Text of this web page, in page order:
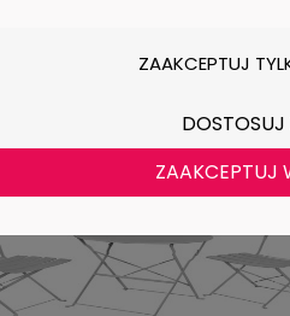
149,99 zł
DO KOSZYKA
ZAAKCEPTUJ
ZAAKCEPTUJ